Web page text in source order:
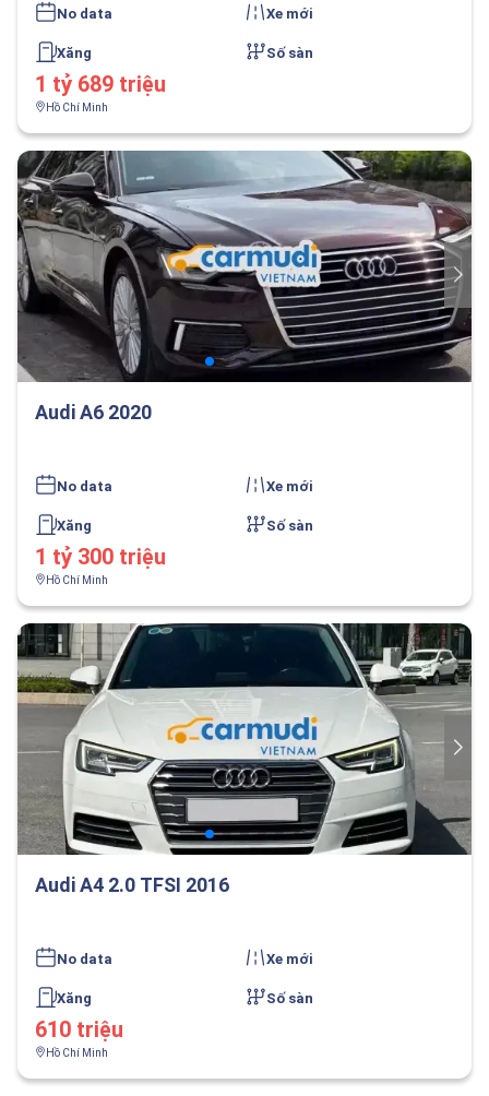
No data Xe mới
Xăng Số sàn
1 tỷ 689 triệu
Hồ Chí Minh
Audi A6 2020
No data Xe mới
Xăng Số sàn
1 tỷ 300 triệu
Hồ Chí Minh
Audi A4 2.0 TFSI 2016
No data Xe mới
Xăng Số sàn
610 triệu
Hồ Chí Minh